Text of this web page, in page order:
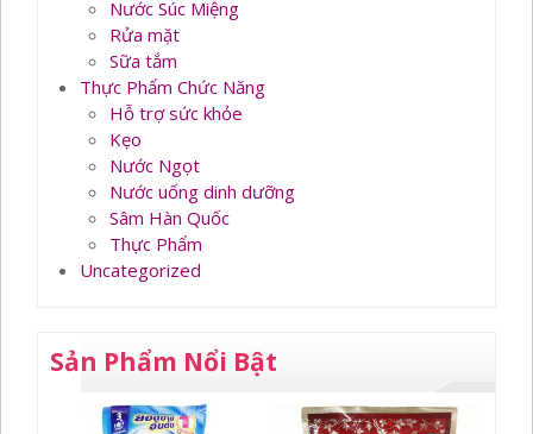
Nước Súc Miệng
Rửa mặt
Sữa tắm
Thực Phẩm Chức Năng
Hỗ trợ sức khỏe
Kẹo
Nước Ngọt
Nước uống dinh dưỡng
Sâm Hàn Quốc
Thực Phẩm
Uncategorized
Sản Phẩm Nổi Bật